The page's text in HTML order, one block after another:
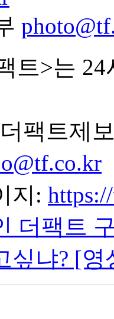
트>는
팩트제
지:
더팩트
싶냐? [